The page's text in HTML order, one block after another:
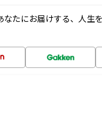
たにお届けする、人生